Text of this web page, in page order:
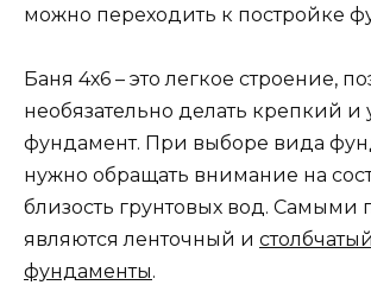
можно переходить к постройке
Баня 4х6 – это легкое строение,
необязательно делать крепкий
фундамент. При выборе вида
нужно обращать внимание на
близость грунтовых вод.
являются ленточный и столбчатый
фундаменты.